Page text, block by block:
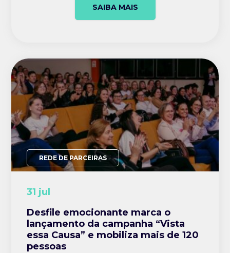
SAIBA MAIS
REDE DE PARCEIRAS
31 jul
Desfile emocionante marca o
lançamento da campanha “Vista
essa Causa” e mobiliza mais de 120
pessoas